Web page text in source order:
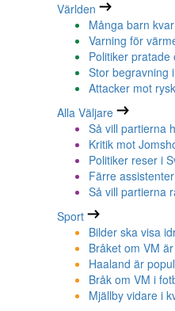
Världen
Många barn
Varning för
Politiker pratade
Stor begravning
Attacker mot
Alla Väljare
Så vill partierna
Kritik mot
Politiker reser i
Färre assistenter
Så vill partierna
Sport
Bilder ska visa
Bråket om VM
Haaland är
Bråk om VM i
Mjällby vidare i